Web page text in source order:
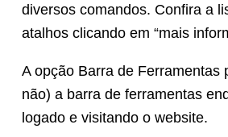
diversos comandos. Confira a
atalhos clicando em “mais
A opção Barra de Ferramentas
não) a barra de ferramentas
logado e visitando o website.